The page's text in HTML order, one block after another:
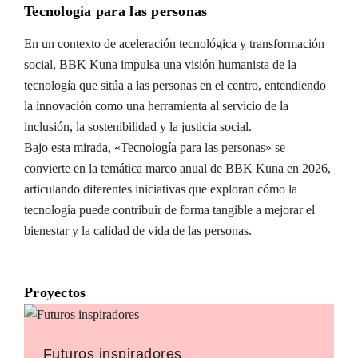
Tecnología para las personas
En un contexto de aceleración tecnológica y transformación
social, BBK Kuna impulsa una visión humanista de la
tecnología que sitúa a las personas en el centro, entendiendo
la innovación como una herramienta al servicio de la
inclusión, la sostenibilidad y la justicia social.
Bajo esta mirada, «Tecnología para las personas» se
convierte en la temática marco anual de BBK Kuna en 2026,
articulando diferentes iniciativas que exploran cómo la
tecnología puede contribuir de forma tangible a mejorar el
bienestar y la calidad de vida de las personas.
Proyectos
Futuros inspiradores